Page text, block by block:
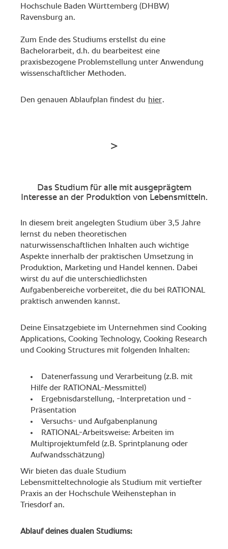
Hochschule Baden Württemberg (DHBW)
Ravensburg an.
Zum Ende des Studiums erstellst du eine
Bachelorarbeit, d.h. du bearbeitest eine
praxisbezogene Problemstellung unter Anwendung
wissenschaftlicher Methoden.
Den genauen Ablaufplan findest du hier.
Das Studium für alle mit ausgeprägtem
Interesse an der Produktion von Lebensmitteln.
In diesem breit angelegten Studium über 3,5 Jahre
lernst du neben theoretischen
naturwissenschaftlichen Inhalten auch wichtige
Aspekte innerhalb der praktischen Umsetzung in
Produktion, Marketing und Handel kennen. Dabei
wirst du auf die unterschiedlichsten
Aufgabenbereiche vorbereitet, die du bei RATIONAL
praktisch anwenden kannst.
Deine Einsatzgebiete im Unternehmen sind Cooking
Applications, Cooking Technology, Cooking Research
und Cooking Structures mit folgenden Inhalten:
Datenerfassung und Verarbeitung (z.B. mit
Hilfe der RATIONAL-Messmittel)
Ergebnisdarstellung, -Interpretation und -
Präsentation
Versuchs- und Aufgabenplanung
RATIONAL-Arbeitsweise: Arbeiten im
Multiprojektumfeld (z.B. Sprintplanung oder
Aufwandsschätzung)
Wir bieten das duale Studium
Lebensmitteltechnologie als Studium mit vertiefter
Praxis an der Hochschule Weihenstephan in
Triesdorf an.
Ablauf deines dualen Studiums: